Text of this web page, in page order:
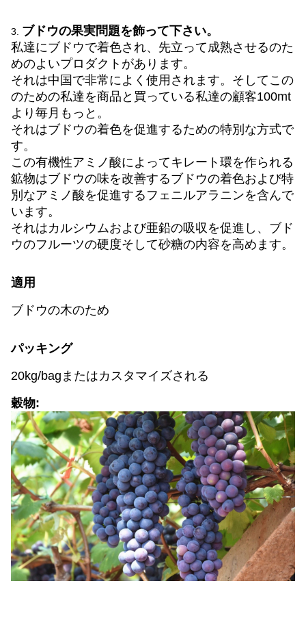
3. ブドウの果実問題を飾って下さい。
私達にブドウで着色され、先立って成熟させるのた
めのよいプロダクトがあります。
それは中国で非常によく使用されます。そしてこの
のための私達を商品と買っている私達の顧客100mt
より毎月もっと。
それはブドウの着色を促進するための特別な方式で
す。
この有機性アミノ酸によってキレート環を作られる
鉱物はブドウの味を改善するブドウの着色および特
別なアミノ酸を促進するフェニルアラニンを含んで
います。
それはカルシウムおよび亜鉛の吸収を促進し、ブド
ウのフルーツの硬度そして砂糖の内容を高めます。
適用
ブドウの木のため
パッキング
20kg/bagまたはカスタマイズされる
穀物: